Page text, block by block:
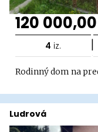
120
4 iz. |
Rodinný dom na
Ludrová